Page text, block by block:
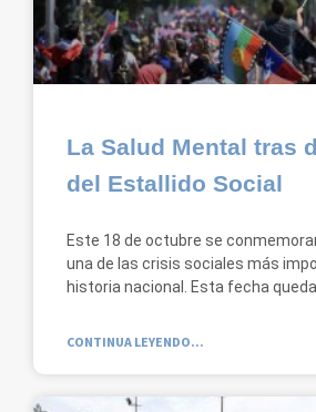
La Salud Mental tras
del Estallido Social
Este 18 de octubre se
una de las crisis sociales más
historia nacional. Esta fecha
CONTINUA LEYENDO...